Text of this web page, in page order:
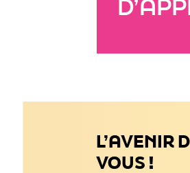
L’AVENIR
VOUS !